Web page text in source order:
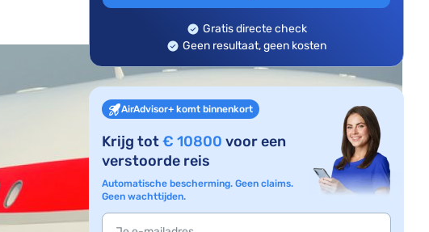
Gratis directe check
Geen resultaat, geen kosten
AirAdvisor+ komt binnenkort
Krijg tot€ 10800 voor een
verstoorde reis
Automatische bescherming. Geen claims.
Geen wachttijden.